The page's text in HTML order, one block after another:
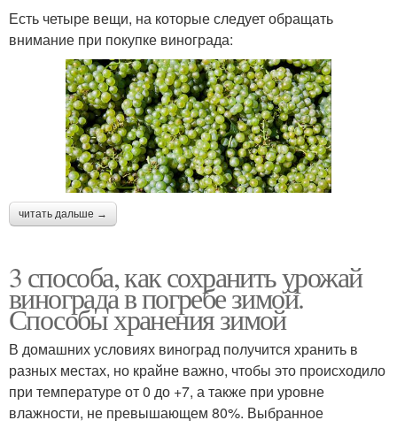
Есть четыре вещи, на которые следует обращать
внимание при покупке винограда:
читать дальше →
3 способа, как сохранить урожай
винограда в погребе зимой.
Способы хранения зимой
В домашних условиях виноград получится хранить в
разных местах, но крайне важно, чтобы это происходило
при температуре от 0 до +7, а также при уровне
влажности, не превышающем 80%. Выбранное